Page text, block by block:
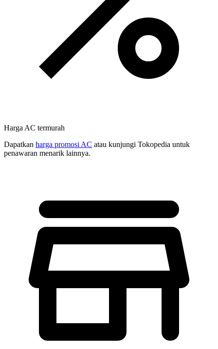
Harga AC termurah
Dapatkan harga promosi AC atau kunjungi Tokopedia untuk
penawaran menarik lainnya.